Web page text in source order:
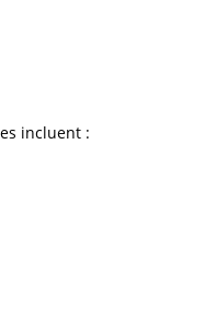
incluent :